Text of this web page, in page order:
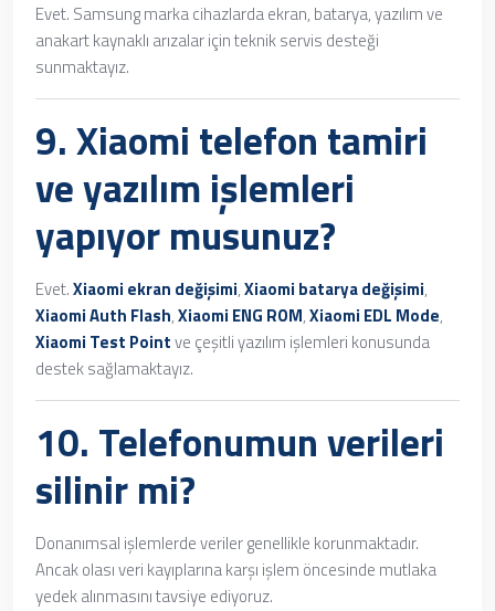
Evet. Samsung marka cihazlarda ekran, batarya, yazılım ve
anakart kaynaklı arızalar için teknik servis desteği
sunmaktayız.
9.Xiaomi telefon tamiri
ve yazılım işlemleri
yapıyor musunuz?
Evet.Xiaomi ekran değişimi,Xiaomi batarya değişimi,
Xiaomi Auth Flash,Xiaomi ENG ROM,Xiaomi EDL Mode,
Xiaomi Test Pointve çeşitli yazılım işlemleri konusunda
destek sağlamaktayız.
10. Telefonumun verileri
silinir mi?
Donanımsal işlemlerde veriler genellikle korunmaktadır.
Ancak olası veri kayıplarına karşı işlem öncesinde mutlaka
yedek alınmasını tavsiye ediyoruz.